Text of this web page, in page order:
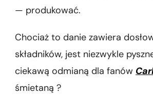
— produkować.
Chociaż to danie zawiera
składników, jest niezwykle
ciekawą odmianą dla fanów
śmietaną ?